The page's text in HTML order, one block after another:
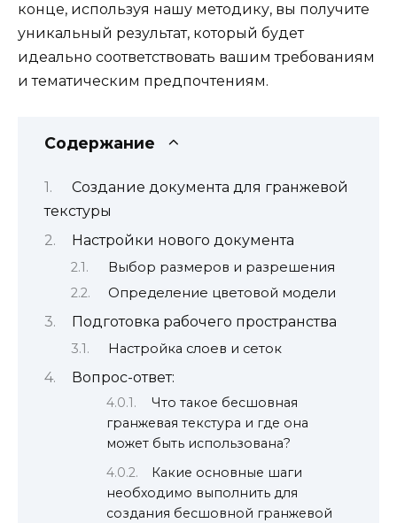
конце, используя нашу методику, вы получите
уникальный результат, который будет
идеально соответствовать вашим требованиям
и тематическим предпочтениям.
Содержание
Создание документа для гранжевой
текстуры
Настройки нового документа
Выбор размеров и разрешения
Определение цветовой модели
Подготовка рабочего пространства
Настройка слоев и сеток
Вопрос-ответ:
Что такое бесшовная
гранжевая текстура и где она
может быть использована?
Какие основные шаги
необходимо выполнить для
создания бесшовной гранжевой